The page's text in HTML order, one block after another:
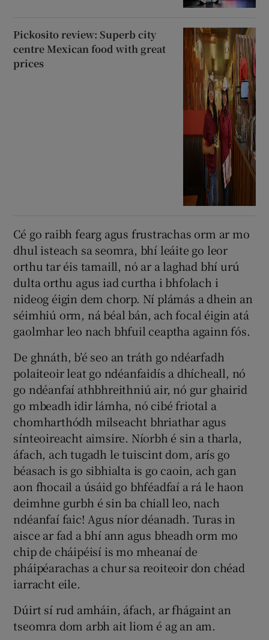
Pickosito review: Superb city
centre Mexican food with great
prices
Cé go raibh fearg agus frustrachas orm ar mo
dhul isteach sa seomra, bhí leáite go leor
orthu tar éis tamaill, nó ar a laghad bhí urú
dulta orthu agus iad curtha i bhfolach i
nideog éigin dem chorp. Ní plámás a dhein an
séimhiú orm, ná béal bán, ach focal éigin atá
gaolmhar leo nach bhfuil ceaptha againn fós.
De ghnáth, b’é seo an tráth go ndéarfadh
polaiteoir leat go ndéanfaidís a dhícheall, nó
go ndéanfaí athbhreithniú air, nó gur ghairid
go mbeadh idir lámha, nó cibé friotal a
chomharthódh milseacht bhriathar agus
sínteoireacht aimsire. Níorbh é sin a tharla,
áfach, ach tugadh le tuiscint dom, arís go
béasach is go sibhialta is go caoin, ach gan
aon fhocail a úsáid go bhféadfaí a rá le haon
deimhne gurbh é sin ba chiall leo, nach
ndéanfaí faic! Agus níor déanadh. Turas in
aisce ar fad a bhí ann agus bheadh orm mo
chip de cháipéisí is mo mheanaí de
pháipéarachas a chur sa reoiteoir don chéad
iarracht eile.
Dúirt sí rud amháin, áfach, ar fhágaint an
tseomra dom arbh ait liom é ag an am.